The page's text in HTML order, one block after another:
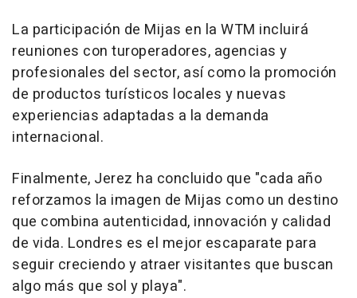
La participación de Mijas en la WTM incluirá
reuniones con turoperadores, agencias y
profesionales del sector, así como la promoción
de productos turísticos locales y nuevas
experiencias adaptadas a la demanda
internacional.
Finalmente, Jerez ha concluido que "cada año
reforzamos la imagen de Mijas como un destino
que combina autenticidad, innovación y calidad
de vida. Londres es el mejor escaparate para
seguir creciendo y atraer visitantes que buscan
algo más que sol y playa".